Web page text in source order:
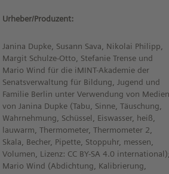
Urheber/Produzent:
Janina Dupke, Susann Sava, Nikolai Philipp,
Margit Schulze-Otto, Stefanie Trense und
Mario Wind für die iMINT-Akademie der
Senatsverwaltung für Bildung, Jugend und
Familie Berlin unter Verwendung von Medien
von Janina Dupke (Tabu, Sinne, Täuschung,
Wahrnehmung, Schüssel, Eiswasser, heiß,
lauwarm, Thermometer, Thermometer 2,
Skala, Becher, Pipette, Stoppuhr, messen,
Volumen, Lizenz: CC BY-SA 4.0
Mario Wind (Abdichtung, Kalibrierung,